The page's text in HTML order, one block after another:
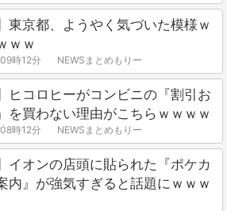
東京都、ようやく気づいた模様ｗ
ｗｗ
時12分 NEWSまとめもりー
ヒコロヒーがコンビニの『割引お
を買わない理由がこちらｗｗｗｗ
時12分 NEWSまとめもりー
イオンの店頭に貼られた『ポケカ
内』が強気すぎると話題にｗｗｗ